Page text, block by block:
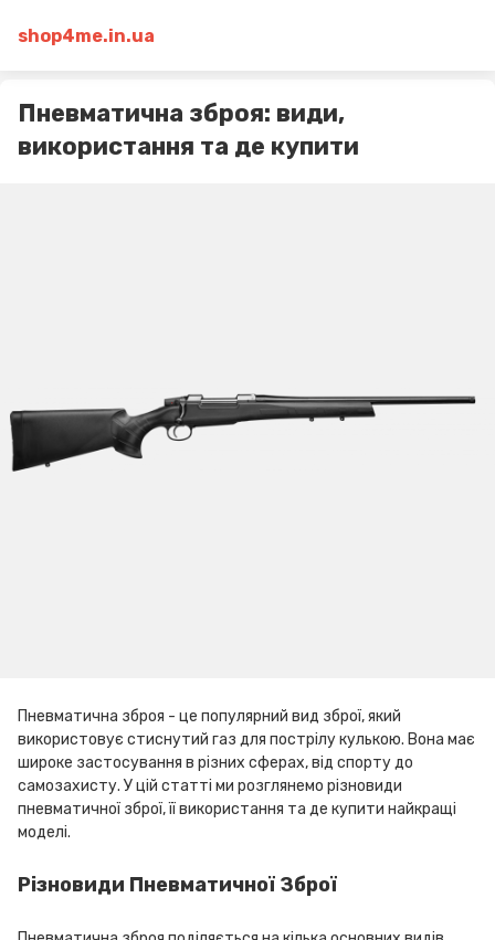
shop4me.in.ua
Пневматична зброя: види,
використання та де купити
Пневматична зброя - це популярний вид зброї, який
використовує стиснутий газ для пострілу кулькою. Вона має
широке застосування в різних сферах, від спорту до
самозахисту. У цій статті ми розглянемо різновиди
пневматичної зброї, її використання та де купити найкращі
моделі.
Різновиди Пневматичної Зброї